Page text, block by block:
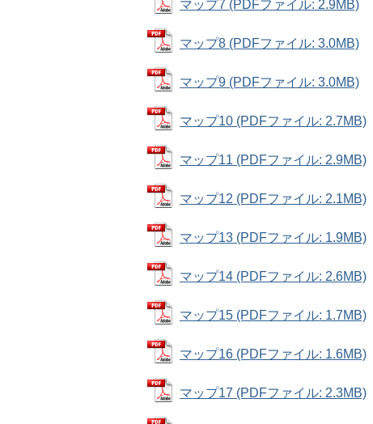
マップ7 (PDFファイル: 2.9MB)
マップ8 (PDFファイル: 3.0MB)
マップ9 (PDFファイル: 3.0MB)
マップ10 (PDFファイル: 2.7MB)
マップ11 (PDFファイル: 2.9MB)
マップ12 (PDFファイル: 2.1MB)
マップ13 (PDFファイル: 1.9MB)
マップ14 (PDFファイル: 2.6MB)
マップ15 (PDFファイル: 1.7MB)
マップ16 (PDFファイル: 1.6MB)
マップ17 (PDFファイル: 2.3MB)